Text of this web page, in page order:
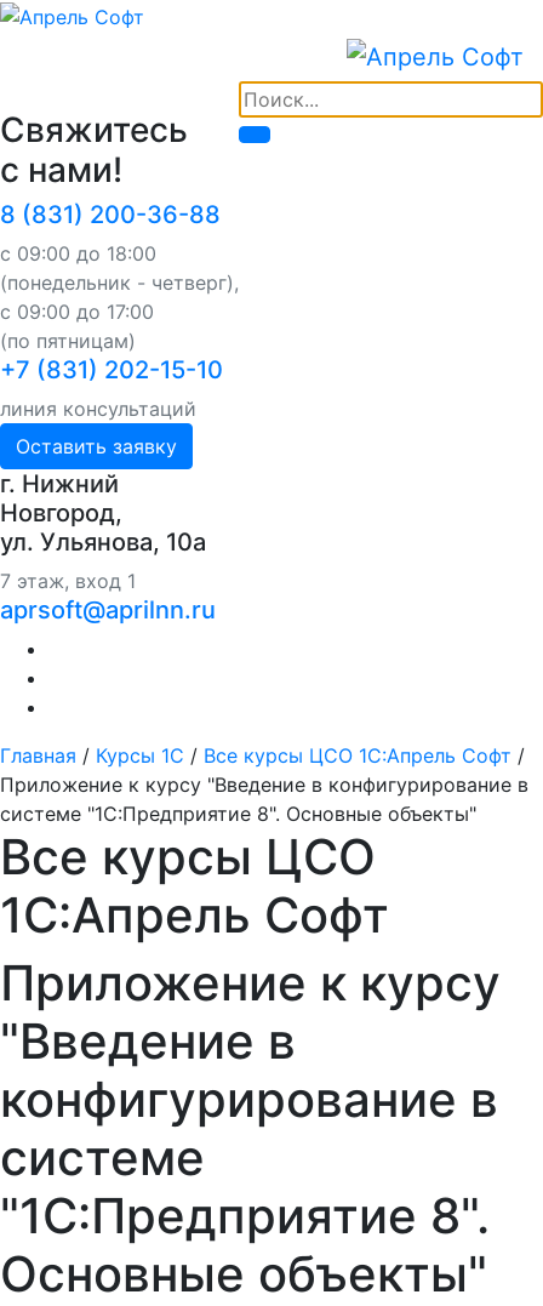
Свяжитесь
с нами!
8 (831) 200-36-88
с 09:00 до 18:00
(понедельник - четверг),
с 09:00 до 17:00
(по пятницам)
+7 (831) 202-15-10
линия консультаций
Оставить заявку
г. Нижний
Новгород,
ул. Ульянова, 10a
7 этаж, вход 1
aprsoft@aprilnn.ru
Главная / Курсы 1С / Все курсы ЦСО 1С:Апрель Софт /
Приложение к курсу "Введение в конфигурирование в
системе "1С:Предприятие 8". Основные объекты"
Все курсы ЦСО
1С:Апрель Софт
Приложение к курсу
"Введение в
конфигурирование в
системе
"1С:Предприятие 8".
Основные объекты"